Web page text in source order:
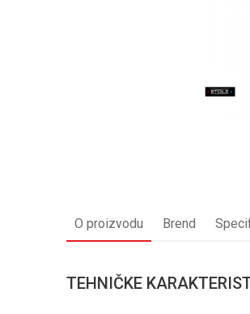
O proizvodu Brend
TEHNIČKE